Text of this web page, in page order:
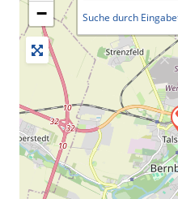
−
Suche durch